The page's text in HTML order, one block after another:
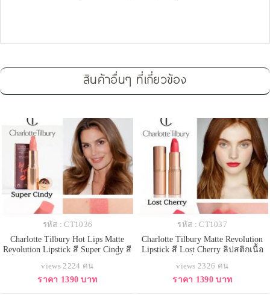
สินค้าอื่นๆ ที่เกี่ยวข้อง
รหัส : CT1036
Charlotte Tilbury Hot Lips Matte
Revolution Lipstick สี Super Cindy สี
รอว์ฟอร์ดโทนสีนู้ดส้มอมน้ำตาล
ลิปสติกเนื้อแมทเนียนนุ่มที่มาในแพค
views 2224 คน
ราคา 1390 บาท
รหัส : CT1037
Charlotte Tilbury Matte Revolution
Lipstick สี Lost Cherry ลิปสติกเนื้อ
เนื้อละเอียด เกลี่ยง่าย ไม่เป็นคราบ
และ สามารถกลบสีเดิมของริมฝีปาก
views 2326 คน
ราคา 1390 บาท